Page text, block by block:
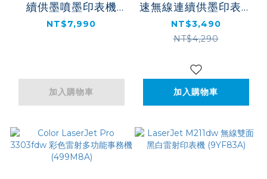
續供墨噴墨印表機
(28B51A)
NT$7,990
加入購物車
速無線連續供墨印表機
(4A8H7A)
NT$3,490
NT$4,290
加入購物車